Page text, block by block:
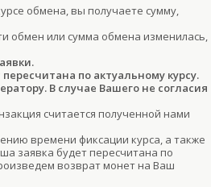
обмена, вы получаете сумму,
обмен или сумма обмена изменилась,
по актуальному курсу.
В случае Вашего не согласия
считается полученной нами
времени фиксации курса, а также
заявка будет пересчитана по
возврат монет на Ваш